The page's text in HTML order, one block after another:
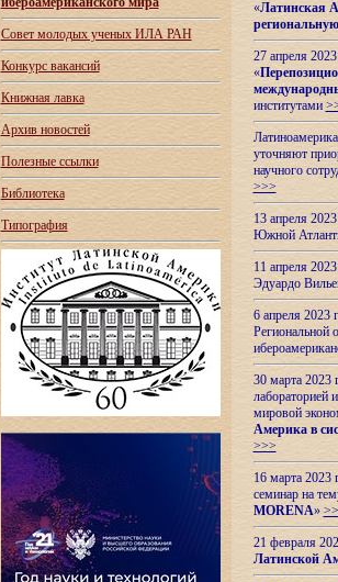
Совет молодых ученых ИЛА РАН
Конкурс вакансий
Книжная лавка
Архив новостей
Полезные ссылки
Библиотека
Типография
«Латинская
27 апреля
«
институтами
уточняют
научного
>>>
13 апреля
Южной
11 апреля
Эдуардо
6 апреля
Региональной
30 марта 2023
лабораторией
мировой
Америка в
>>>
16 марта 2023
семинар на
MORENA»
21 февраля
Латинской